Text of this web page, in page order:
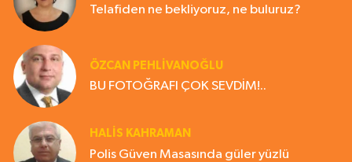
Telafiden ne bekliyoruz, ne buluruz?
ÖZCAN PEHLİVANOĞLU
BU FOTOĞRAFI ÇOK SEVDİM!..
HALIS KAHRAMAN
Polis Güven Masasında güler yüzlü